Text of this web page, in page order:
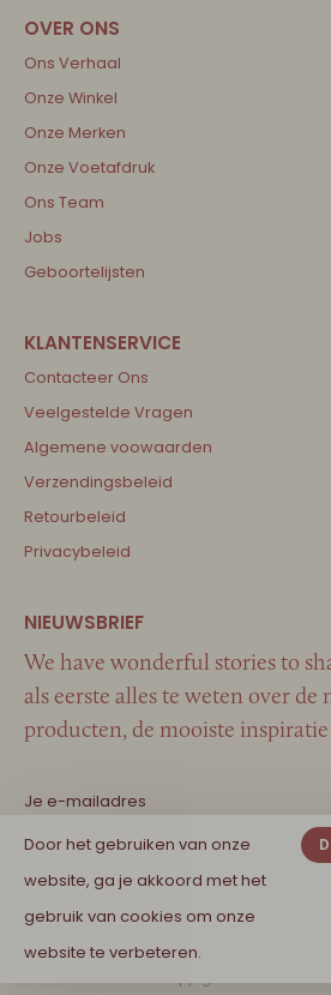
Ons Verhaal
Onze Winkel
Onze Merken
Onze Voetafdruk
Ons Team
Jobs
Geboortelijsten
Contacteer Ons
Veelgestelde Vragen
Algemene voowaarden
Verzendingsbeleid
Retourbeleid
Privacybeleid
We have wonderful stories to
als eerste alles te weten over de
producten, de mooiste
© Copyright 2026 Couleur
Door het gebruiken van onze
website, ga je akkoord met het
gebruik van cookies om onze
website te verbeteren.